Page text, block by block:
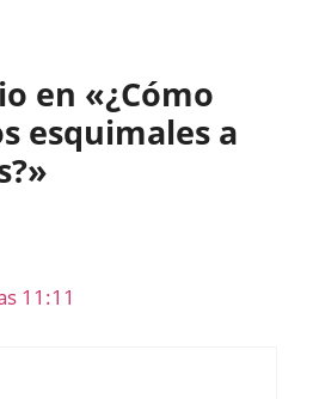
en «¿Cómo
esquimales a
11:11